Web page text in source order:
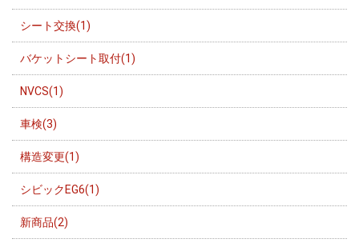
シート交換(1)
バケットシート取付(1)
NVCS(1)
車検(3)
構造変更(1)
シビックEG6(1)
新商品(2)